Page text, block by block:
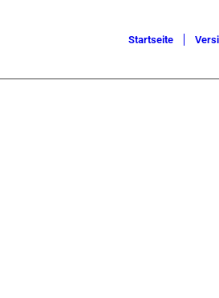
Startseite